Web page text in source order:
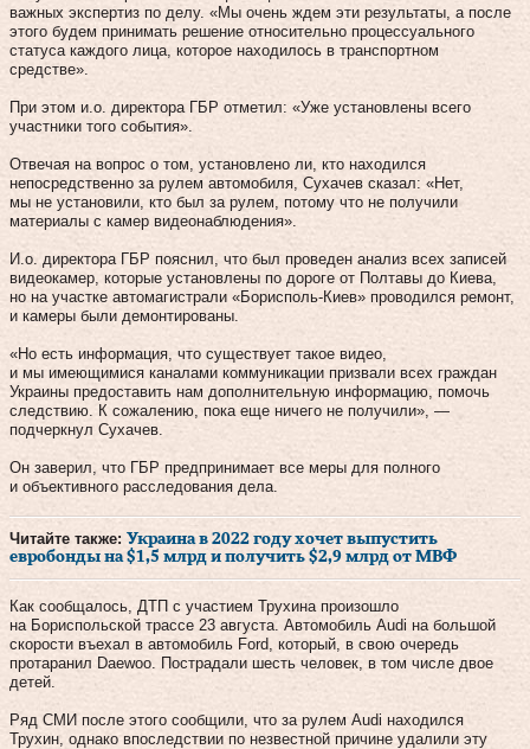
важных экспертиз по делу. «Мы очень ждем эти результаты, а после
этого будем принимать решение относительно процессуального
статуса каждого лица, которое находилось в транспортном
средстве».
При этом и.о. директора ГБР отметил: «Уже установлены всего
участники того события».
Отвечая на вопрос о том, установлено ли, кто находился
непосредственно за рулем автомобиля, Сухачев сказал: «Нет,
мы не установили, кто был за рулем, потому что не получили
материалы с камер видеонаблюдения».
И.о. директора ГБР пояснил, что был проведен анализ всех записей
видеокамер, которые установлены по дороге от Полтавы до Киева,
но на участке автомагистрали «Борисполь-Киев» проводился ремонт,
и камеры были демонтированы.
«Но есть информация, что существует такое видео,
и мы имеющимися каналами коммуникации призвали всех граждан
Украины предоставить нам дополнительную информацию, помочь
следствию. К сожалению, пока еще ничего не получили», —
подчеркнул Сухачев.
Он заверил, что ГБР предпринимает все меры для полного
и объективного расследования дела.
Читайте также: Украина в 2022 году хочет выпустить
евробонды на $1,5 млрд и получить $2,9 млрд от МВФ
Как сообщалось, ДТП с участием Трухина произошло
на Бориспольской трассе 23 августа. Автомобиль Audi на большой
скорости въехал в автомобиль Ford, который, в свою очередь
протаранил Daewoo. Пострадали шесть человек, в том числе двое
детей.
Ряд СМИ после этого сообщили, что за рулем Audi находился
Трухин, однако впоследствии по незвестной причине удалили эту